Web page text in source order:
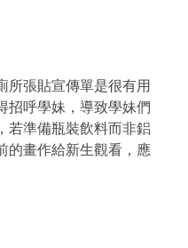
所張貼宣傳單是很有用
招呼學妹，導致學妹們
若準備瓶裝飲料而非鋁
的畫作給新生觀看，應